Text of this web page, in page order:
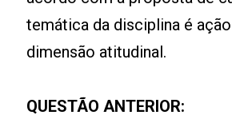
temática da disciplina é
dimensão atitudinal.
QUESTÃO ANTERIOR: